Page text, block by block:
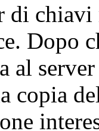
di
Dopo
al
copia